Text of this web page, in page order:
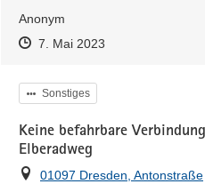
Anonym
Zeitpunkt des Erstellens
Zeitpunkt des Erstellens
7. Mai 2023Zur Äußerung
Kategorie
Sonstiges
Keine befahrbare
Elberadweg
Ort
01097 Dresden, Antonstraße